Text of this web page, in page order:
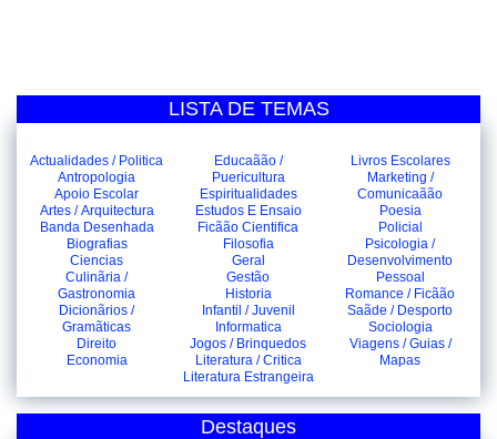
LISTA DE TEMAS
Actualidades / Politica
Antropologia
Apoio Escolar
Artes / Arquitectura
Banda Desenhada
Biografias
Ciencias
Culinãria /
Gastronomia
Dicionãrios /
Gramãticas
Direito
Economia
Educaãão /
Puericultura
Espiritualidades
Estudos E Ensaio
Ficãão Cientifica
Filosofia
Geral
Gestão
Historia
Infantil / Juvenil
Informatica
Jogos / Brinquedos
Literatura / Critica
Literatura Estrangeira
Livros Escolares
Marketing /
Comunicaãão
Poesia
Policial
Psicologia /
Desenvolvimento
Pessoal
Romance / Ficãão
Saãde / Desporto
Sociologia
Viagens / Guias /
Mapas
Destaques